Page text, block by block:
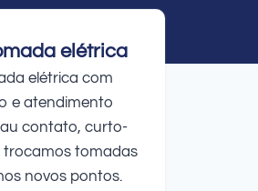
elétrica
elétrica com
e atendimento
contato, curto-
trocamos tomadas
novos pontos.